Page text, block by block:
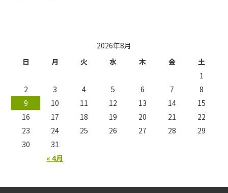
2026年8月
日
月 火 水 木 金 土
« 4月
1
2
3 4 5 6 7
8
9
10 11 12 13 14
15
16
17 18 19 20 21
22
23
24 25 26 27 28
29
30
31